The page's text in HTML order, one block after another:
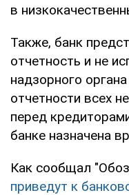
в
Также, банк
отчетность и не
надзорного
отчетности всех
перед
банке назначена
Как сообщал
приведут к